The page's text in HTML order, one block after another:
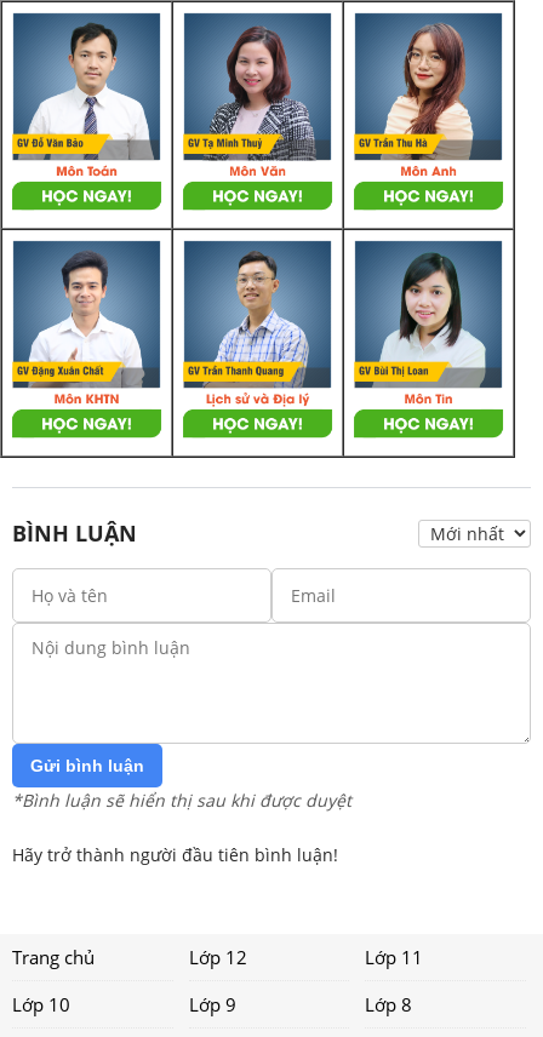
BÌNH LUẬN
Gửi bình luận
*Bình luận sẽ hiển thị sau khi được duyệt
Hãy trở thành người đầu tiên bình luận!
Trang chủ Lớp 12
Lớp 11
Lớp 10
Lớp 9 Lớp 8